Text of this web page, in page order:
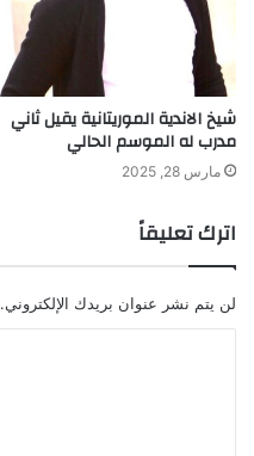
شيخ الاندية الموريتانية يقيل ثاني
مدرب له الموسم الحالي
مارس 28, 2025
اترك تعليقاً
لن يتم نشر عنوان بريدك الإلكتروني.